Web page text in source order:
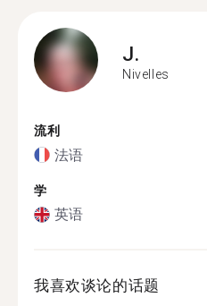
J.
Nivelles
流利
法语
学
英语
我喜欢谈论的话题